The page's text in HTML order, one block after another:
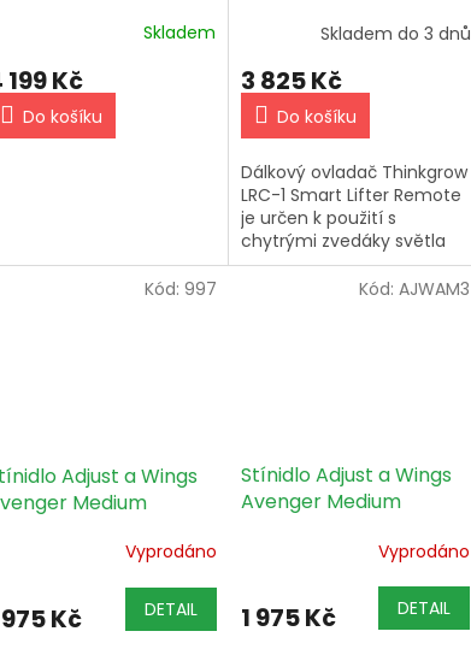
Skladem
199 Kč
Do košíku
Skladem do 3 dnů
3 825 Kč
Do košíku
Dálkový ovladač Thinkgrow
LRC-1 Smart Lifter Remote
je určen k použití s
chytrými zvedáky světla
LLT-1. Jeho funkce plug &
play umožňuje uživatelům
Adjust a Wings
Medium
Vyprodáno
975 Kč DETAIL
Kód: 997
Stínidlo Adjust a Wings
Avenger Medium
Vyprodáno
1 975 Kč DETAIL
Kód: AJWAM3